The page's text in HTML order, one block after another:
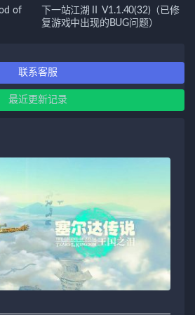
of
下一站江湖Ⅱ V1.1.40(32)（已修
复游戏中出现的BUG问题）
联系客服
最近更新记录